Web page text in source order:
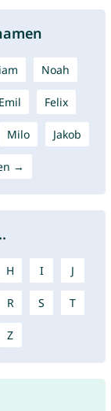
Noah
Emil Felix
Milo Jakob
→
H I J
R S T
Z